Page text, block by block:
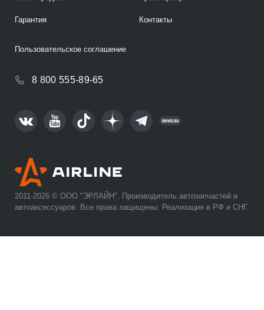
2011-2026 © ООО "ЭРЛАЙН". Производитель автозапчастей и
автоаксессуаров. Все права защищены. Реализация в РФ и СНГ.
Гарантия Контакты
8 800 555-89-65
Пользовательское соглашение